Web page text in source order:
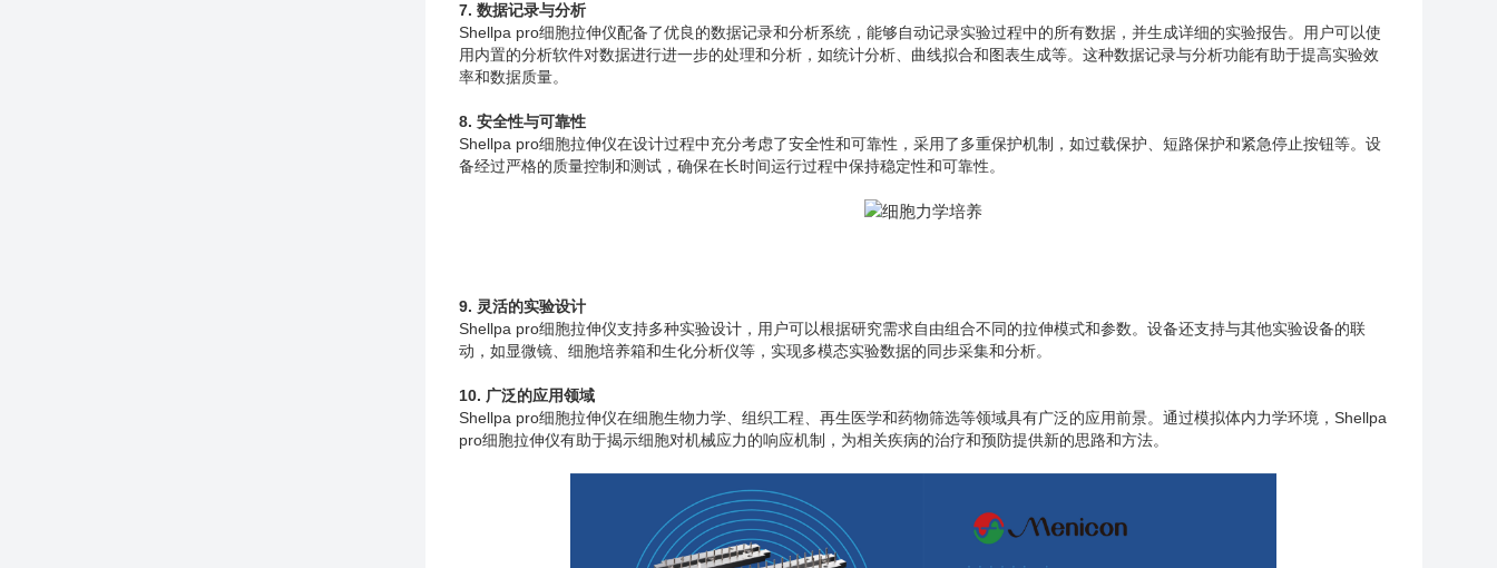
7. 数据记录与分析
Shellpa pro细胞拉伸仪配备了优良的数据记录和分析系统，能够自动记录实验过程中的所有数据，并生成详细的实验报告。用户可以使
用内置的分析软件对数据进行进一步的处理和分析，如统计分析、曲线拟合和图表生成等。这种数据记录与分析功能有助于提高实验效
率和数据质量。
8. 安全性与可靠性
Shellpa pro细胞拉伸仪在设计过程中充分考虑了安全性和可靠性，采用了多重保护机制，如过载保护、短路保护和紧急停止按钮等。设
备经过严格的质量控制和测试，确保在长时间运行过程中保持稳定性和可靠性。
9. 灵活的实验设计
Shellpa pro细胞拉伸仪支持多种实验设计，用户可以根据研究需求自由组合不同的拉伸模式和参数。设备还支持与其他实验设备的联
动，如显微镜、细胞培养箱和生化分析仪等，实现多模态实验数据的同步采集和分析。
10. 广泛的应用领域
Shellpa pro细胞拉伸仪在细胞生物力学、组织工程、再生医学和药物筛选等领域具有广泛的应用前景。通过模拟体内力学环境，Shellpa
pro细胞拉伸仪有助于揭示细胞对机械应力的响应机制，为相关疾病的治疗和预防提供新的思路和方法。